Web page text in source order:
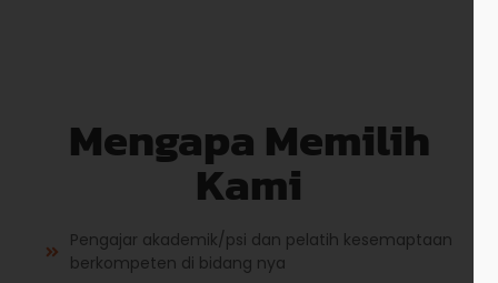
Mengapa Memilih
Kami
Pengajar akademik/psi dan pelatih kesemaptaan
berkompeten di bidang nya